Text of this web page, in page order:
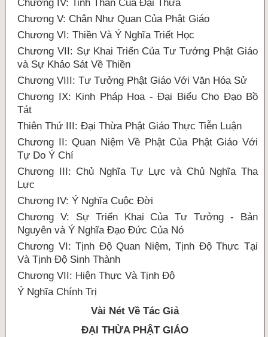
Chương IV: Tinh Thần Của Đại Thừa
Chương V: Chân Như Quan Của Phật Giáo
Chương VI: Thiền Và Ý Nghĩa Triết Học
Chương VII: Sự Khai Triển Của Tư Tưởng Phật Giáo
và Sự Khảo Sát Về Thiền
Chương VIII: Tư Tưởng Phật Giáo Với Văn Hóa Sử
Chương IX: Kinh Pháp Hoa - Đại Biểu Cho Đạo Bồ
Tát
Thiên Thứ III: Đại Thừa Phật Giáo Thực Tiễn Luận
Chương II: Quan Niệm Về Phật Của Phật Giáo Với
Tự Do Ý Chí
Chương III: Chủ Nghĩa Tự Lực và Chủ Nghĩa Tha
Lực
Chương IV: Ý Nghĩa Cuộc Đời
Chương V: Sự Triển Khai Của Tư Tưởng - Bản
Nguyên và Ý Nghĩa Đạo Đức Của Nó
Chương VI: Tịnh Độ Quan Niệm, Tịnh Độ Thực Tại
Và Tịnh Độ Sinh Thành
Chương VII: Hiện Thực Và Tịnh Độ
Ý Nghĩa Chính Trị
Vài Nét Về Tác Giả
ĐẠI THỪAPHẬT GIÁO